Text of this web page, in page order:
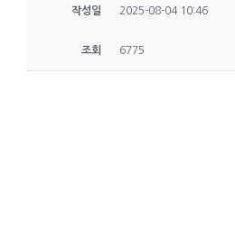
작성일 2025-08-04 10:46
조회 6775